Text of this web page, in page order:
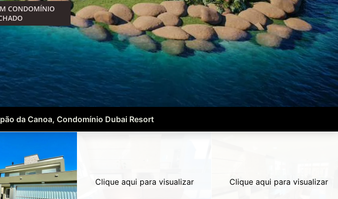
CONDOMÍNIO
da Canoa, Condomínio Dubai Resort
Clique aqui para visualizar Clique aqui para visualizar